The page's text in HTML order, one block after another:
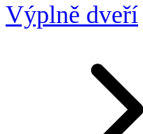
Výplně dveří